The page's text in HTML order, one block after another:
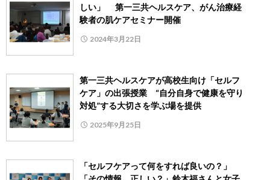
しい」 第一三共ヘルスケア、がん治療経
験者の肌ケアセミナー開催
2024年3月22日
第一三共ヘルスケアが高校生向け「セルフ
ケア」の出張授業 “自分自身で健康を守り
対処”する大切さを学ぶ場を提供
2025年9月25日
「セルフケアって何をすれば良いの？」